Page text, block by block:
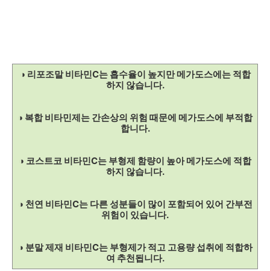
◑ 리포조말 비타민C는 흡수율이 높지만 메가도스에는 적합
하지 않습니다.
◑ 복합 비타민제는 간손상의 위험 때문에 메가도스에 부적합
합니다.
◑ 코스트코 비타민C는 부형제 함량이 높아 메가도스에 적합
하지 않습니다.
◑ 천연 비타민C는 다른 성분들이 많이 포함되어 있어 간부전
위험이 있습니다.
◑ 분말 제재 비타민C는 부형제가 적고 고용량 섭취에 적합하
여 추천됩니다.